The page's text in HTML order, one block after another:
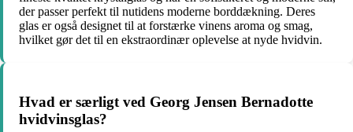
der passer perfekt til nutidens moderne borddækning. Deres
glas er også designet til at forstærke vinens aroma og smag,
hvilket gør det til en ekstraordinær oplevelse at nyde hvidvin.
Hvad er særligt ved Georg Jensen Bernadotte
hvidvinsglas?